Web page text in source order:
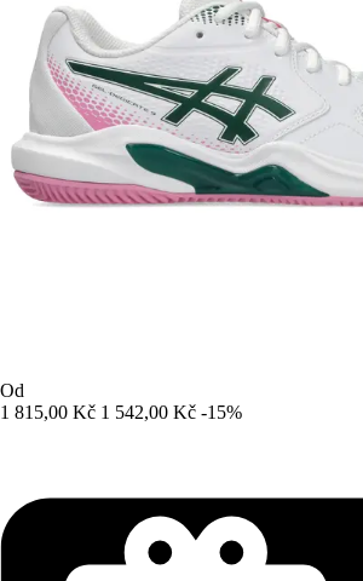
Od
1 815,00 Kč 1 542,00 Kč -15%